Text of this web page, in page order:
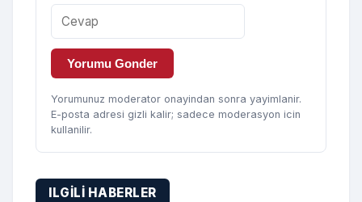
Yorumu Gonder
Yorumunuz moderator onayindan sonra yayimlanir.
E-posta adresi gizli kalir; sadece moderasyon icin
kullanilir.
ILGILI HABERLER